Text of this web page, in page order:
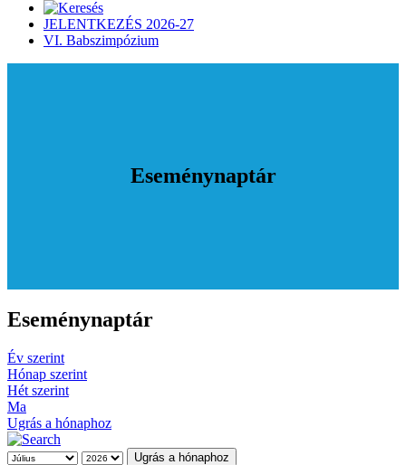
JELENTKEZÉS 2026-27
VI. Babszimpózium
Eseménynaptár
Eseménynaptár
Év szerint
Hónap szerint
Hét szerint
Ma
Ugrás a hónaphoz
Ugrás a hónaphoz